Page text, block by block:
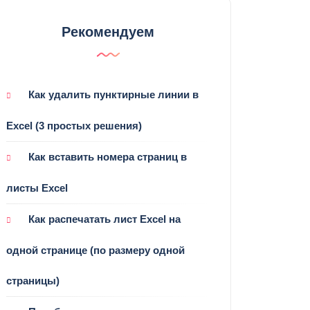
Рекомендуем
Как удалить пунктирные линии в
Excel (3 простых решения)
Как вставить номера страниц в
листы Excel
Как распечатать лист Excel на
одной странице (по размеру одной
страницы)